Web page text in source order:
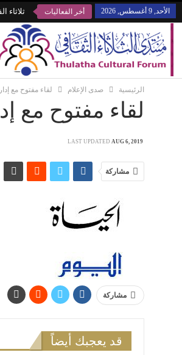
الأحد, 9 أغسطس, 2026 أخر الفعاليات ثلاثاء
الرئيسية صدى الإعلام لقاء مفتوح مع
لقاء مفتوح مع
LAST UPDATED AUG 6, 2019
مشاركة
مشاركة
قد يعجبك أيضاً